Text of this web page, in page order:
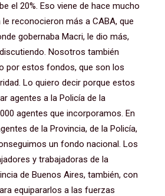
el 20%. Eso viene de hace mucho
reconocieron más a CABA, que
gobernaba Macri, le dio más,
Nosotros también
por estos fondos, que son los
Lo quiero decir porque estos
agentes a la Policía de la
agentes que incorporamos. En
de la Provincia, de la Policía,
un fondo nacional. Los
y trabajadoras de la
de Buenos Aires, también, con
equipararlos a las fuerzas